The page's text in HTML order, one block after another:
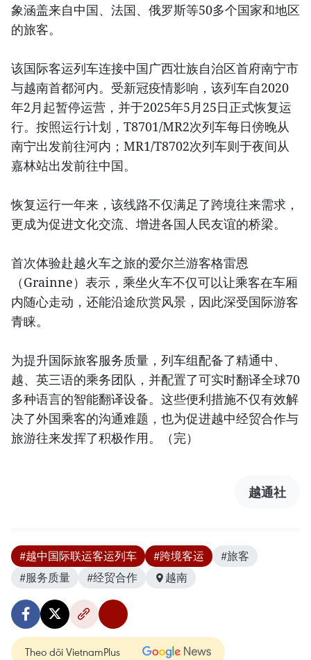
象涵盖来自中国、法国、俄罗斯等50多个国家和地区
的旅客。
该国际客运列车连接中国广西壮族自治区首府南宁市
与越南首都河内。受新冠疫情影响，该列车自2020
年2月起暂停运营，并于2025年5月25日正式恢复运
行。按照运行计划，T8701/MR2次列车每日傍晚从
南宁出发前往河内；MR1/T8702次列车则于夜间从
嘉林站出发前往中国。
恢复运行一年来，该线路不仅满足了跨境往来需求，
更成为促进文化交流、增进各国人民友谊的桥梁。
首次体验赴越火车之旅的爱尔兰游客格雷恩
（Grainne）表示，乘坐火车不仅可以让乘客在车厢
内随心走动，还能沿途欣赏风景，因此深受国际游客
青睐。
为提升国际旅客服务质量，列车组配备了精通中、
越、英三语的乘务团队，并配置了可实时翻译全球70
多种语言的智能翻译设备。这些便利措施不仅有效解
决了外国乘客的沟通难题，也为促进越中经贸合作与
旅游往来发挥了积极作用。（完）
越通社
#越中国际联运客运列车 #跨境客运
#旅客
#服务质量
#经贸合作 越南
Theo dõi VietnamPlus